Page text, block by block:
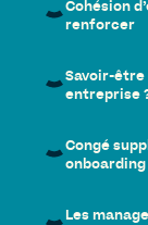
Cohésion
renforcer
Savoir-être
entreprise
Congé
onboarding
Les